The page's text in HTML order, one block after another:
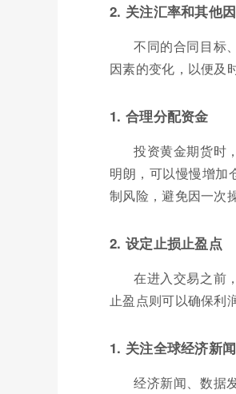
2. 关注汇率和其他
不同的合同目标
因素的变化，以便及
1. 合理分配资金
投资黄金期货时
明朗，可以慢慢增加
制风险，避免因一次
2. 设定止损止盈点
在进入交易之前
止盈点则可以确保利
1. 关注全球经济新闻
经济新闻、数据